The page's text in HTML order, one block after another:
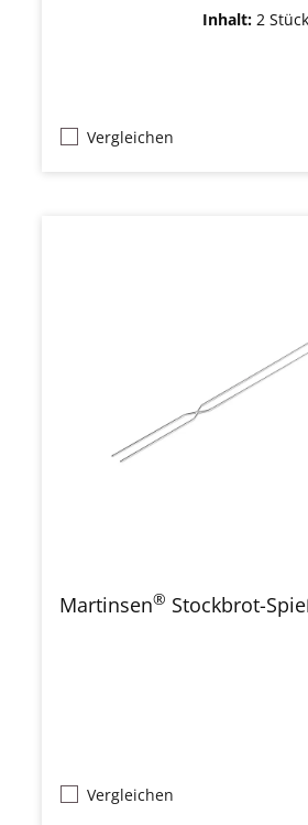
Inhalt: 2 Stück
Vergleichen
Martinsen® Stockbrot-
Vergleichen